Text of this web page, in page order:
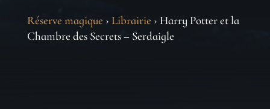
Réserve magique › Librairie › Harry Potter et la
Chambre des Secrets – Serdaigle